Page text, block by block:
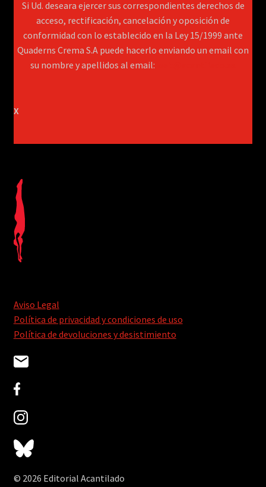
Si Ud. deseara ejercer sus correspondientes derechos de
acceso, rectificación, cancelación y oposición de
conformidad con lo establecido en la Ley 15/1999 ante
Quaderns Crema S.A puede hacerlo enviando un email con
su nombre y apellidos al email:
X
Aviso Legal
Política de privacidad y condiciones de uso
Política de devoluciones y desistimiento
© 2026 Editorial Acantilado